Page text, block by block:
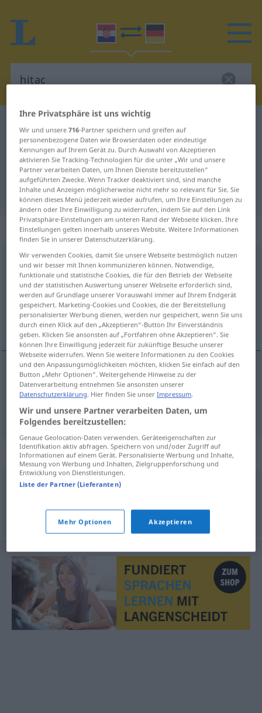
Kroatisch-Deutsch Übersetzung für
"hitac"
"hitac" Deutsch Übersetzung
„hitac“
hitac <hica>
Übersicht aller Übersetzungen
(Für mehr Details die Übersetzung anklicken/antippen)
Schuss, Schlag
Schussm hitac
Schlag m hitac
Beispielsätze für "hitac"
SchlaginsWasser
Ihre Privatsphäre ist uns wichtig
Wir und unsere716-Partner speichern und greifen auf
personenbezogene Daten wie Browserdaten oder eindeutige
Kennungen auf Ihrem Gerät zu. Durch Auswahl von Akzeptieren
aktivieren Sie Tracking-Technologien für die unter „Wir und unsere
Partner verarbeiten Daten, um Ihnen Dienste bereitzustellen“
aufgeführten Zwecke. Wenn Tracker deaktiviert sind, sind manche
Inhalte und Anzeigen möglicherweise nicht mehr so relevant für Sie. Sie
können dieses Menü jederzeit wieder aufrufen, um Ihre Einstellungen zu
ändern oder Ihre Einwilligung zu widerrufen, indem Sie auf den Link
Privatsphäre-Einstellungen am unteren Rand der Webseite klicken. Ihre
Einstellungen gelten innerhalb unseres Website. Weitere Informationen
finden Sie in unserer Datenschutzerklärung.
Wir verwenden Cookies, damit Sie unsere Webseite bestmöglich nutzen
und wir besser mit Ihnen kommunizieren können. Notwendige,
funktionale und statistische Cookies, die für den Betrieb der Webseite
und der statistischen Auswertung unserer Webseite erforderlich sind,
werden auf Grundlage unserer Vorauswahl immer auf Ihrem Endgerät
gespeichert. Marketing-Cookies und Cookies, die der Bereitstellung
personalisierter Werbung dienen, werden nur gespeichert, wenn Sie uns
durch einen Klick auf den „Akzeptieren“-Button Ihr Einverständnis
geben. Klicken Sie ansonsten auf „Fortfahren ohne Akzeptieren“. Sie
können Ihre Einwilligung jederzeit für zukünftige Besuche unserer
Webseite widerrufen. Wenn Sie weitere Informationen zu den Cookies
und den Anpassungsmöglichkeiten möchten, klicken Sie einfach auf den
Button „Mehr Optionen“. Weitergehende Hinweise zu der
Datenverarbeitung entnehmen Sie ansonsten unserer
Datenschutzerklärung. Hier finden Sie unserImpressum.
Wir und unsere Partner verarbeiten Daten, um
Folgendes bereitzustellen:
Genaue Geolocation-Daten verwenden. Geräteeigenschaften zur
Identifikation aktiv abfragen. Speichern von und/oder Zugriff auf
Informationen auf einem Gerät. Personalisierte Werbung und Inhalte,
Messung von Werbung und Inhalten, Zielgruppenforschung und
Entwicklung von Dienstleistungen.
Liste der Partner (Lieferanten)
Mehr Optionen Akzeptieren